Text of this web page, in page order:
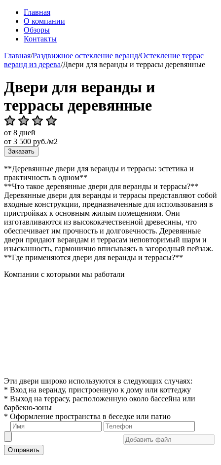
Главная
О компании
Обзоры
Контакты
Главная/Раздвижное остекление веранд/Остекление террас
веранд из дерева/Двери для веранды и террасы деревянные
Двери для веранды и
террасы деревянные
от 8 дней
от 3 500 руб./м2
Заказать
**Деревянные двери для веранды и террасы: эстетика и
практичность в одном**
**Что такое деревянные двери для веранды и террасы?**
Деревянные двери для веранды и террасы представляют собой
входные конструкции, предназначенные для использования в
пристройках к основным жилым помещениям. Они
изготавливаются из высококачественной древесины, что
обеспечивает им прочность и долговечность. Деревянные
двери придают верандам и террасам неповторимый шарм и
изысканность, гармонично вписываясь в загородный пейзаж.
**Где применяются двери для веранды и террасы?**
Компании с которыми мы работали
Эти двери широко используются в следующих случаях:
* Вход на веранду, пристроенную к дому или коттеджу
* Выход на террасу, расположенную около бассейна или
барбекю-зоны
* Оформление пространства в беседке или патио
Отправить